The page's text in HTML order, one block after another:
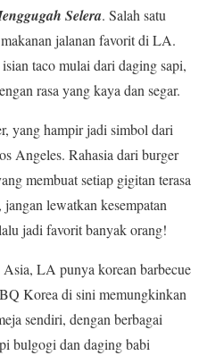
Selera. Salah satu
jalanan favorit di LA.
taco mulai dari daging sapi,
rasa yang kaya dan segar.
yang hampir jadi simbol dari
Angeles. Rahasia dari burger
membuat setiap gigitan terasa
lewatkan kesempatan
jadi favorit banyak orang!
LA punya korean barbecue
Korea di sini memungkinkan
sendiri, dengan berbagai
bulgogi dan daging babi